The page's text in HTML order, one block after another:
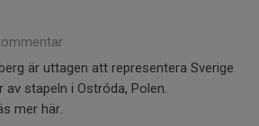
är uttagen att representera Sverige
av stapeln i Ostróda, Polen.
mer här.